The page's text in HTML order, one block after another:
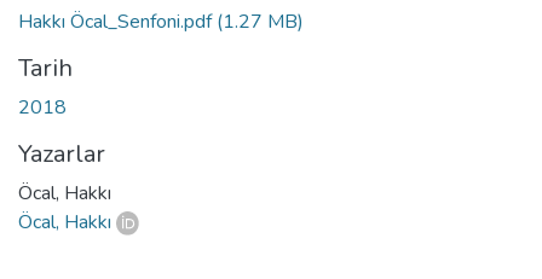
Hakkı Öcal_Senfoni.pdf(1.27 MB)
Tarih
2018
Yazarlar
Öcal, Hakkı
Öcal, Hakkı